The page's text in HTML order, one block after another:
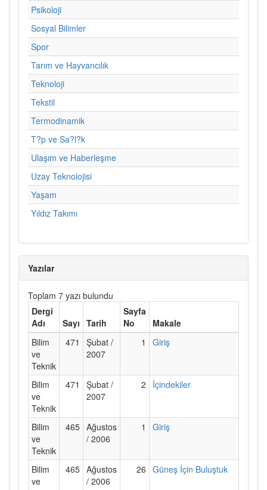
Psikoloji
Sosyal Bilimler
Spor
Tarım ve Hayvancılık
Teknoloji
Tekstil
Termodinamik
T?p ve Sa?l?k
Ulaşım ve Haberleşme
Uzay Teknolojisi
Yaşam
Yıldız Takımı
Yazılar
Toplam 7 yazı bulundu
Dergi
Adı
Sayı Tarih
Sayfa
No
Makale
Bilim
ve
Teknik
471
Şubat /
2007
1 Giriş
Bilim
ve
Teknik
471
Şubat /
2007
2 İçindekiler
Bilim
ve
Teknik
465 Ağustos
/ 2006
1 Giriş
Bilim
ve
465 Ağustos
/ 2006
26 Güneş İçin Buluştuk